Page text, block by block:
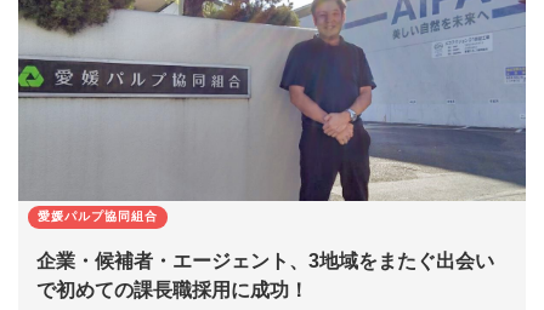
愛媛パルプ協同組合
企業・候補者・エージェント、3地域をまたぐ出会い
で初めての課長職採用に成功！